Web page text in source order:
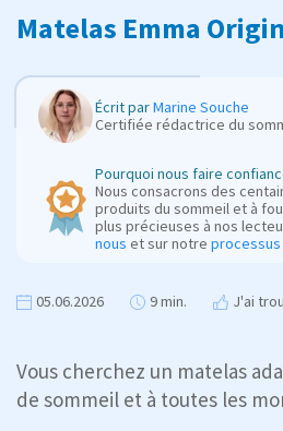
Matelas Emma
Écrit parMarine Souche
Certifiée rédactrice du
Pourquoi nous faire
Nous consacrons des
produits du sommeil et à
plus précieuses à nos
nous et sur notre
05.06.2026 9 min. J'ai
Vous cherchez un matelas
de sommeil et à toutes les